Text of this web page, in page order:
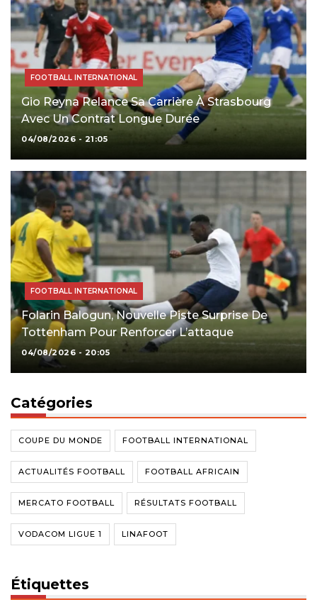
FOOTBALL INTERNATIONAL
Gio Reyna Relance Sa Carrière À Strasbourg
Avec Un Contrat Longue Durée
04/08/2026 - 21:05
FOOTBALL INTERNATIONAL
Folarin Balogun, Nouvelle Piste Surprise De
Tottenham Pour Renforcer L’attaque
04/08/2026 - 20:05
Catégories
COUPE DU MONDE FOOTBALL INTERNATIONAL
ACTUALITÉS FOOTBALL FOOTBALL AFRICAIN
MERCATO FOOTBALL RÉSULTATS FOOTBALL
VODACOM LIGUE 1 LINAFOOT
Étiquettes